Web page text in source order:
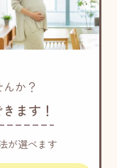
か？
ます！
が選べます